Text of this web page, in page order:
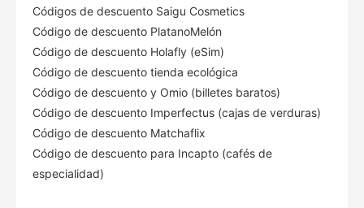
Códigos de descuento Saigu Cosmetics
Código de descuento PlatanoMelón
Código de descuento Holafly (eSim)
Código de descuento tienda ecológica
Código de descuento y Omio (billetes baratos)
Código de descuento Imperfectus (cajas de verduras)
Código de descuento Matchaflix
Código de descuento para Incapto (cafés de
especialidad)